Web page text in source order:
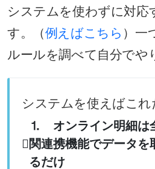
システムを使わずに対応
す。（例えばこちら ）一
ルールを調べて自分でや
システムを使えばこれ
⒈ オンライン明細は
関連携機能でデータを
るだけ